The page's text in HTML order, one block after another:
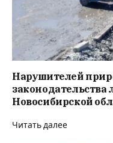
Нарушителей
Новосибирской
Читать далее